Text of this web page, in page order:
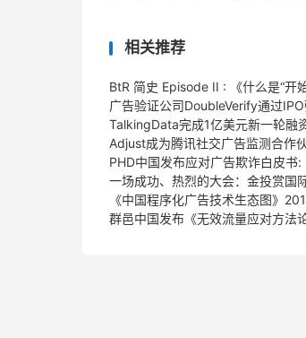
相关推荐
BtR 简史 Episode II : 《什么是“开
广告验证公司DoubleVerify通过
TalkingData完成1亿美元新一轮融
Adjust成为腾讯社交广告监测合作
PHD中国发布应对广告欺诈白皮书:
一场成功、热烈的大会：金投赏国
《中国程序化广告技术生态图》
群邑中国发布《无效流量应对方法